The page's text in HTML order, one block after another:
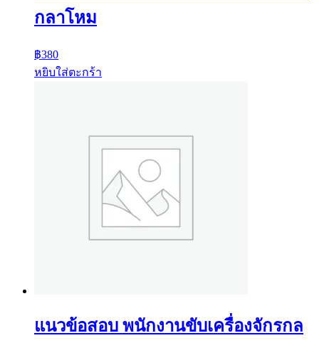
กลาโหม
฿380
หยิบใส่ตะกร้า
แนวข้อสอบ พนักงานขับเครื่องจักรกล